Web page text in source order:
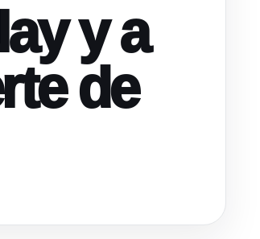
y a
de